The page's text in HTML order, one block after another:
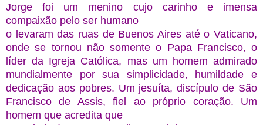
Jorge foi um menino cujo carinho e imensa
compaixão pelo ser humano
o levaram das ruas de Buenos Aires até o Vaticano,
onde se tornou não somente o Papa Francisco, o
líder da Igreja Católica, mas um homem admirado
mundialmente por sua simplicidade, humildade e
dedicação aos pobres. Um jesuíta, discípulo de São
Francisco de Assis, fiel ao próprio coração. Um
homem que acredita que